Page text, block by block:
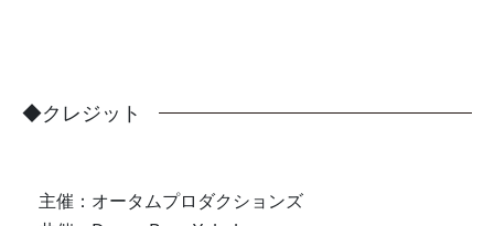
◆クレジット
主催：オータムプロダクションズ